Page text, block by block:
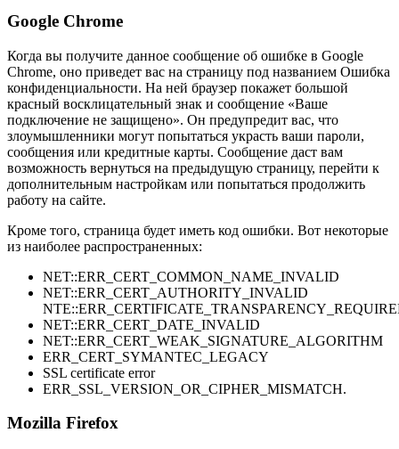
Google Chrome
Когда вы получите данное сообщение об ошибке в Google
Chrome, оно приведет вас на страницу под названием Ошибка
конфиденциальности. На ней браузер покажет большой
красный восклицательный знак и сообщение «Ваше
подключение не защищено». Он предупредит вас, что
злоумышленники могут попытаться украсть ваши пароли,
сообщения или кредитные карты. Сообщение даст вам
возможность вернуться на предыдущую страницу, перейти к
дополнительным настройкам или попытаться продолжить
работу на сайте.
Кроме того, страница будет иметь код ошибки. Вот некоторые
из наиболее распространенных:
NET::ERR_CERT_COMMON_NAME_INVALID
NET::ERR_CERT_AUTHORITY_INVALID
NET::ERR_CERT_DATE_INVALID
NET::ERR_CERT_WEAK_SIGNATURE_ALGORITHM
ERR_CERT_SYMANTEC_LEGACY
SSL certificate error
ERR_SSL_VERSION_OR_CIPHER_MISMATCH.
Mozilla Firefox